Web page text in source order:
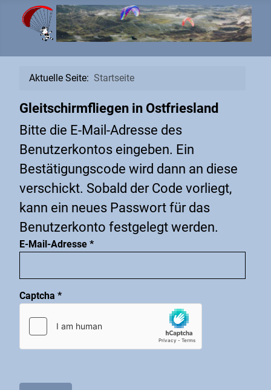
Aktuelle Seite: Startseite
Gleitschirmfliegen in Ostfriesland
Bitte die E-Mail-Adresse des
Benutzerkontos eingeben. Ein
Bestätigungscode wird dann an diese
verschickt. Sobald der Code vorliegt,
kann ein neues Passwort für das
Benutzerkonto festgelegt werden.
E-Mail-Adresse *
Captcha *